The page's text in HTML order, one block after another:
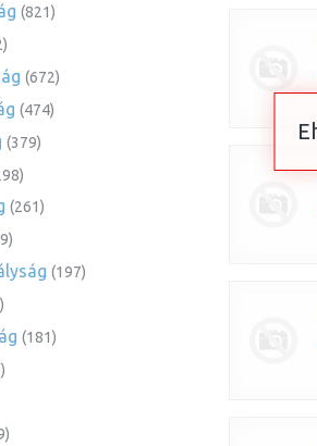
(821)
(672)
(474)
(379)
(261)
(197)
(181)